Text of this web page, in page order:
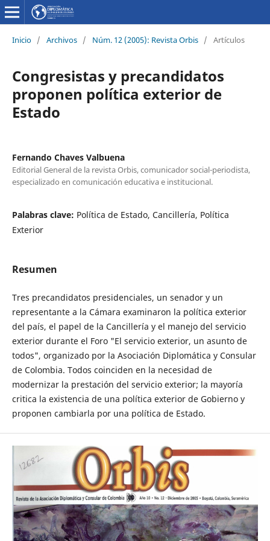
Inicio / Archivos / Núm. 12 (2005): Revista Orbis / Artículos
Congresistas y precandidatos
proponen política exterior de
Estado
Fernando Chaves Valbuena
Editorial General de la revista Orbis, comunicador social-periodista,
especializado en comunicación educativa e institucional.
Palabras clave: Política de Estado, Cancillería, Política
Exterior
Resumen
Tres precandidatos presidenciales, un senador y un
representante a la Cámara examinaron la política exterior
del país, el papel de la Cancillería y el manejo del servicio
exterior durante el Foro "El servicio exterior, un asunto de
todos", organizado por la Asociación Diplomática y Consular
de Colombia. Todos coinciden en la necesidad de
modernizar la prestación del servicio exterior; la mayoría
critica la existencia de una política exterior de Gobierno y
proponen cambiarla por una política de Estado.